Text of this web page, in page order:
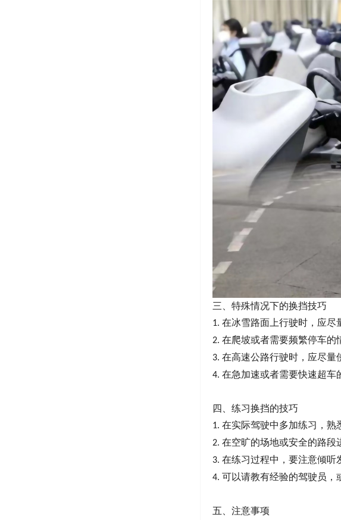
三、特殊情况下的换挡技巧
1. 在冰雪路面上行驶时，应尽
2. 在爬坡或者需要频繁停车的
3. 在高速公路行驶时，应尽量
4. 在急加速或者需要快速超车
四、练习换挡的技巧
1. 在实际驾驶中多加练习，熟
2. 在空旷的场地或安全的路段
3. 在练习过程中，要注意倾听
4. 可以请教有经验的驾驶员，
五、注意事项